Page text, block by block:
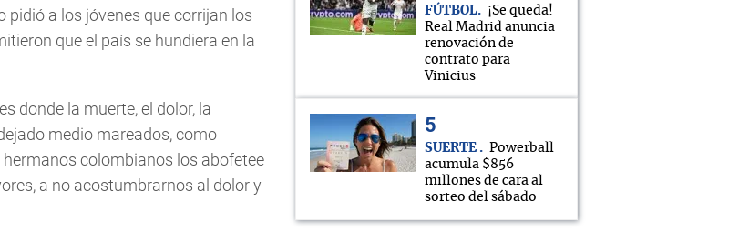
pidió a los jóvenes que corrijan los
que el país se hundiera en la
donde la muerte, el dolor, la
medio mareados, como
colombianos los abofetee
a no acostumbrarnos al dolor y
FÚTBOL
¡Se queda!
Real Madrid anuncia
renovación de
contrato para
Vinicius
SUERTE
Powerball
acumula $856
millones de cara al
sorteo del sábado